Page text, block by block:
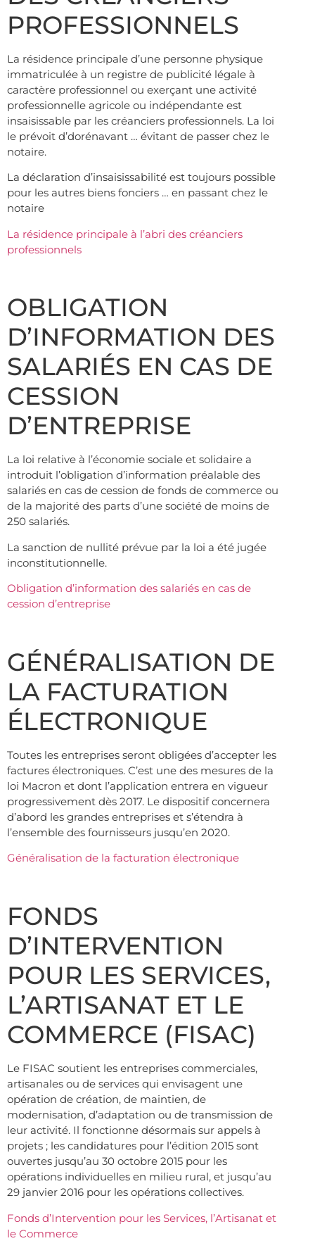
PROFESSIONNELS
La résidence principale d’une personne physique
immatriculée à un registre de publicité légale à
caractère professionnel ou exerçant une activité
professionnelle agricole ou indépendante est
insaisissable par les créanciers professionnels. La loi
le prévoit d’dorénavant … évitant de passer chez le
notaire.
La déclaration d’insaisissabilité est toujours possible
pour les autres biens fonciers … en passant chez le
notaire
La résidence principale à l’abri des créanciers
professionnels
OBLIGATION
D’INFORMATION DES
SALARIÉS EN CAS DE
CESSION
D’ENTREPRISE
La loi relative à l’économie sociale et solidaire a
introduit l’obligation d’information préalable des
salariés en cas de cession de fonds de commerce ou
de la majorité des parts d’une société de moins de
250 salariés.
La sanction de nullité prévue par la loi a été jugée
inconstitutionnelle.
Obligation d’information des salariés en cas de
cession d’entreprise
GÉNÉRALISATION DE
LA FACTURATION
ÉLECTRONIQUE
Toutes les entreprises seront obligées d’accepter les
factures électroniques. C’est une des mesures de la
loi Macron et dont l’application entrera en vigueur
progressivement dès 2017. Le dispositif concernera
d’abord les grandes entreprises et s’étendra à
l’ensemble des fournisseurs jusqu’en 2020.
Généralisation de la facturation électronique
FONDS
D’INTERVENTION
POUR LES SERVICES,
L’ARTISANAT ET LE
COMMERCE (FISAC)
Le FISAC soutient les entreprises commerciales,
artisanales ou de services qui envisagent une
opération de création, de maintien, de
modernisation, d’adaptation ou de transmission de
leur activité. Il fonctionne désormais sur appels à
projets ; les candidatures pour l’édition 2015 sont
ouvertes jusqu’au 30 octobre 2015 pour les
opérations individuelles en milieu rural, et jusqu’au
29 janvier 2016 pour les opérations collectives.
Fonds d’Intervention pour les Services, l’Artisanat et
le Commerce